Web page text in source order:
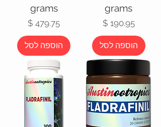
grams
מחיר‏190.95 ‏$
הוספה לסל
grams
מחיר
הוספה לסל